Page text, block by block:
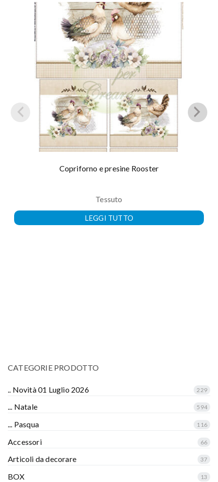
Copriforno e presine Rooster
Tessuto
LEGGI TUTTO
CATEGORIE PRODOTTO
.. Novità 01 Luglio 2026 229
... Natale 594
... Pasqua 116
Accessori 66
Articoli da decorare 37
BOX 13